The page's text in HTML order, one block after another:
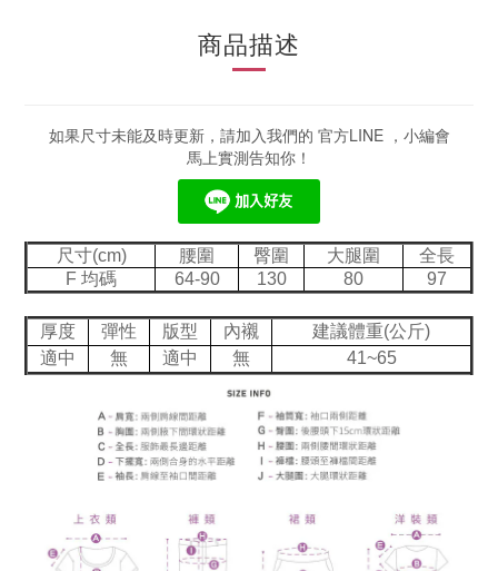
商品描述
如果尺寸未能及時更新，請加入我們的 官方LINE ，小編會
馬上實測告知你！
尺寸(cm) 腰圍 臀圍 大腿圍
全長
F 均碼
64-90 130 80 97
厚度 彈性 版型 內襯
建議體重(公斤)
適中
無 適中 無 41~65